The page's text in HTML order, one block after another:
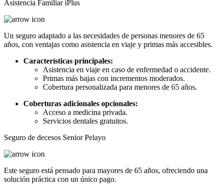
Asistencia Familiar iPlus
Un seguro adaptado a las necesidades de personas menores de 65
años, con ventajas como asistencia en viaje y primas más accesibles.
Características principales:
Asistencia en viaje en caso de enfermedad o accidente.
Primas más bajas con incrementos moderados.
Cobertura personalizada para menores de 65 años.
Coberturas adicionales opcionales:
Acceso a medicina privada.
Servicios dentales gratuitos.
Seguro de decesos Senior Pelayo​
Este seguro está pensado para mayores de 65 años, ofreciendo una
solución práctica con un único pago.